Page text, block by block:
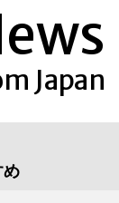
Français
Japan